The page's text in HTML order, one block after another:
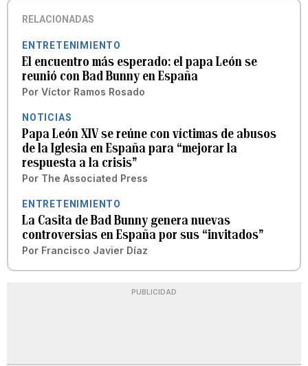
RELACIONADAS
ENTRETENIMIENTO
El encuentro más esperado: el papa León se
reunió con Bad Bunny en España
Por Víctor Ramos Rosado
NOTICIAS
Papa León XIV se reúne con víctimas de abusos
de la Iglesia en España para “mejorar la
respuesta a la crisis”
Por The Associated Press
ENTRETENIMIENTO
La Casita de Bad Bunny genera nuevas
controversias en España por sus “invitados”
Por Francisco Javier Díaz
PUBLICIDAD